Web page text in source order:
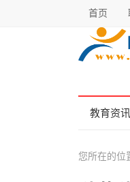
首页
教育资讯
您所在的位